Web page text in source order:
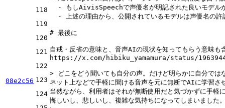
08e2c56
118
119
120
121
122
123
124
  -
  -
上述の理由から、公開されているモデルは声優名の
# 最後に
自戒・反省の意味と、音声AIの現状を知ってもらう意味も
https://x.com/hibiku _yamamura/status/
> どこをどう聞いても自分の声。だけど明らかに自分では
ネット上などで手軽に聞ける音声を元に無断でAIに学習
当然ながら、利用者はそれが無断使用だと気づかずに手軽
悔しいし、悲しいし、複雑な気持ちになってしまいました